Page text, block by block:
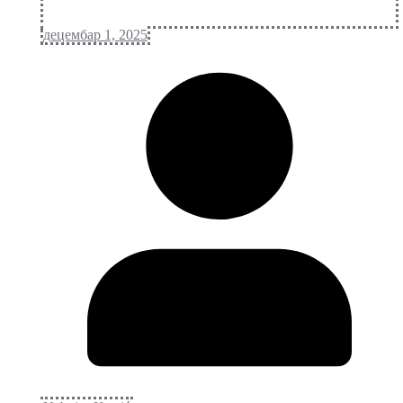
децембар 1, 2025